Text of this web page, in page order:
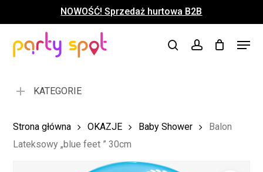
to
content
NOWOŚĆ! Sprzedaż hurtowa B2B
searchaccount
Menu
Koszyk Close
KATEGORIE
Strona główna OKAZJE Baby Shower
Balon
Lateksowy „blue feet ” 30cm
Menu